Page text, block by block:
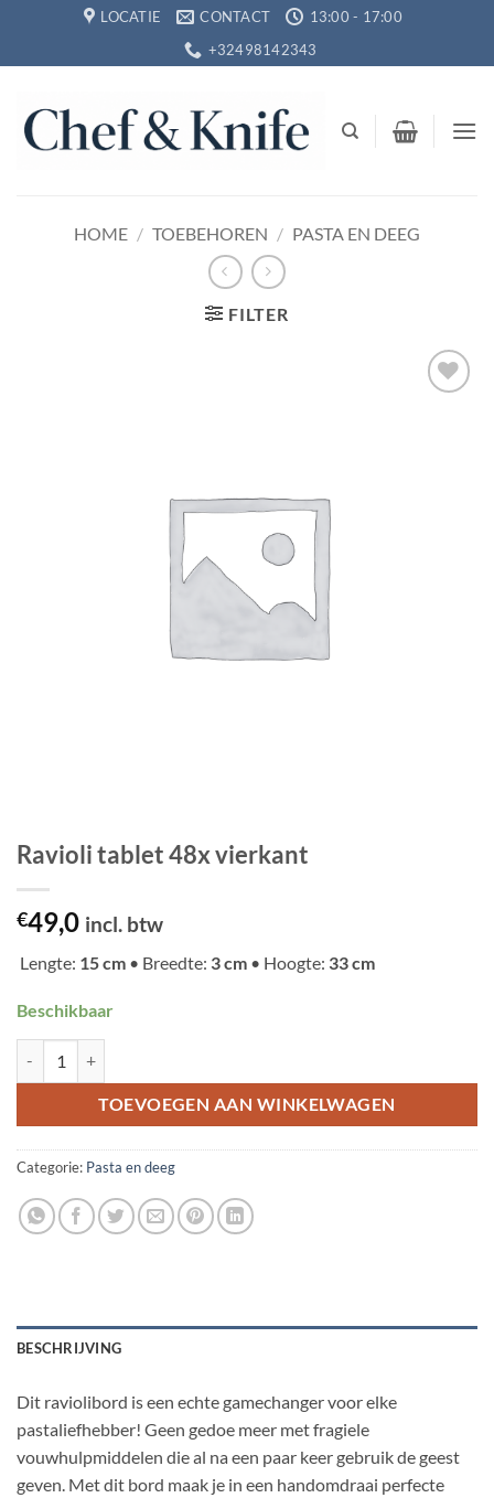
inhoud
LOCATIE CONTACT
13:00 - 17:00
+32498142343
HOME / TOEBEHOREN / PASTA EN DEEG
FILTER
Ravioli tablet 48x vierkant
€49,0 incl. btw
Lengte: 15 cm • Breedte: 3 cm • Hoogte: 33 cm
Beschikbaar
TOEVOEGEN AAN WINKELWAGEN
Categorie: Pasta en deeg
BESCHRIJVING
Dit raviolibord is een echte gamechanger voor elke
pastaliefhebber! Geen gedoe meer met fragiele
vouwhulpmiddelen die al na een paar keer gebruik de geest
geven. Met dit bord maak je in een handomdraai perfecte